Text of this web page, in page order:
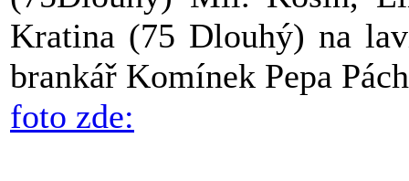
Kratina (75 Dlouhý) na
brankář Komínek Pepa
foto zde: